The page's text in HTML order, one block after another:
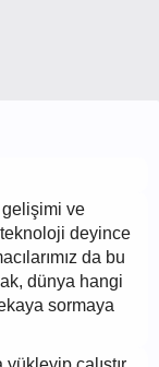
gelişimi ve
teknoloji deyince
da bu
dünya hangi
sormaya